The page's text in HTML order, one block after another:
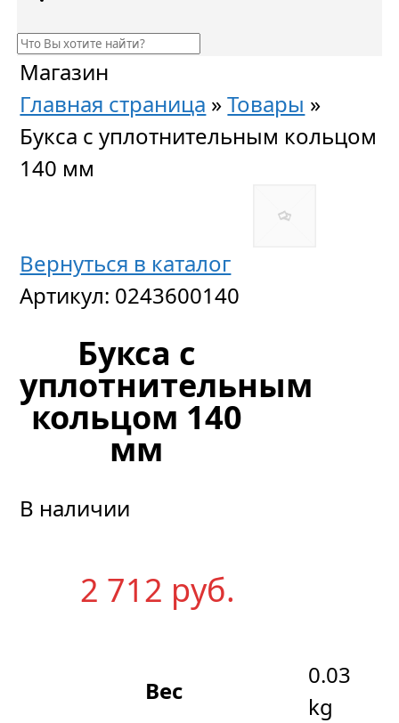
Магазин
Главная страница »Товары »
Букса с уплотнительным кольцом
140 мм
Вернуться в каталог
Артикул: 0243600140
Букса с
уплотнительным
кольцом 140
мм
В наличии
2 712 руб.
Вес
0.03
kg